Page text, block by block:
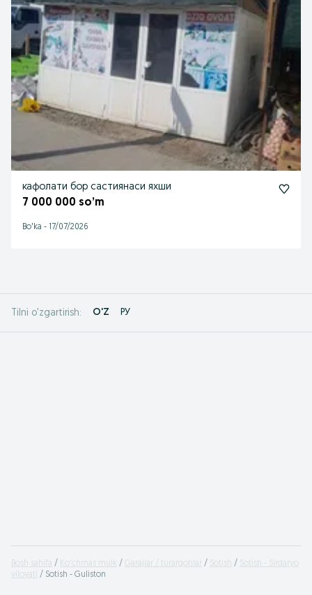
кафолати бор састиянаси яхши
7 000 000 so’m
Bo'ka - 17/07/2026
Tilni o'zgartirish: O'Z РУ
Bosh sahifa Ko'chmas mulk Garajlar / turargohlar Sotish
Sotish - Sirdaryo
viloyati
Sotish - Guliston